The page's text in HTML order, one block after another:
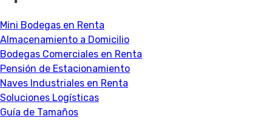
Mini Bodegas en Renta
Almacenamiento a Domicilio
Bodegas Comerciales en Renta
Pensión de Estacionamiento
Naves Industriales en Renta
Soluciones Logísticas
Guía de Tamaños